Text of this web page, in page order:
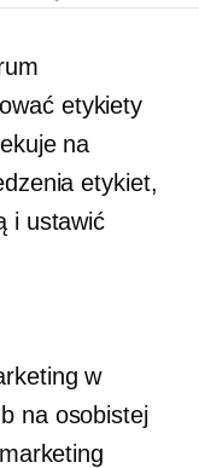
etykiety
na
etykiet,
i ustawić
w
na osobistej